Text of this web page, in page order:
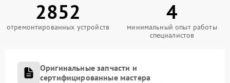
2852
отремонтированных устройств
4
минимальный опыт работы
специалистов
Оригинальные запчасти и
сертифицированные мастера